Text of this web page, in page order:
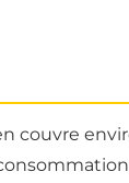
couvre